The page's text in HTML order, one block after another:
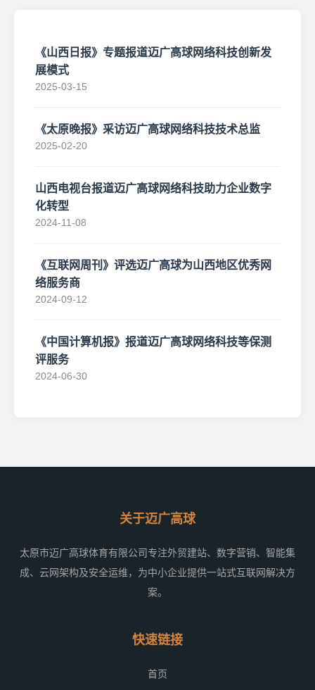
《山西日报》专题报道迈广高球网络科技创新发
展模式
2025-03-15
《太原晚报》采访迈广高球网络科技技术总监
2025-02-20
山西电视台报道迈广高球网络科技助力企业数字
化转型
2024-11-08
《互联网周刊》评选迈广高球为山西地区优秀网
络服务商
2024-09-12
《中国计算机报》报道迈广高球网络科技等保测
评服务
2024-06-30
关于迈广高球
太原市迈广高球体育有限公司专注外贸建站、数字营销、智能集
成、云网架构及安全运维，为中小企业提供一站式互联网解决方
案。
快速链接
首页